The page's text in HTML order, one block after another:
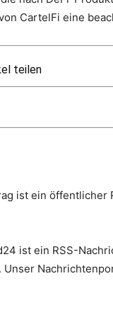
CartelFi eine
teilen
ist ein öffentlicher
ist ein RSS-
Unser